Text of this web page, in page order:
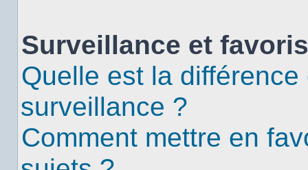
Surveillance et favoris
Quelle est la
surveillance ?
Comment mettre en